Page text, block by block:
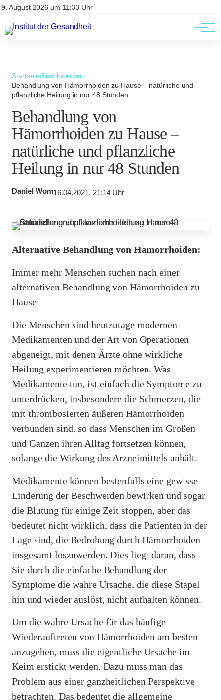
9. August 2026 um 11:33 Uhr
Kontakt
Kontakt
AGBs
StartseiteBeschwerden
Behandlung von Hämorrhoiden zu Hause – natürliche und
pflanzliche Heilung in nur 48 Stunden
Behandlung von
Hämorrhoiden zu Hause –
natürliche und pflanzliche
Heilung in nur 48 Stunden
Daniel Wom16.04.2021, 21:14 Uhr
Alternative Behandlung von Hämorrhoiden:
Immer mehr Menschen suchen nach einer
alternativen Behandlung von Hämorrhoiden zu
Hause
Die Menschen sind heutzutage modernen
Medikamenten und der Art von Operationen
abgeneigt, mit denen Ärzte ohne wirkliche
Heilung experimentieren möchten. Was
Medikamente tun, ist einfach die Symptome zu
unterdrücken, insbesondere die Schmerzen, die
mit thrombosierten äußeren Hämorrhoiden
verbunden sind, so dass Menschen im Großen
und Ganzen ihren Alltag fortsetzen können,
solange die Wirkung des Arzneimittels anhält.
Medikamente können bestenfalls eine gewisse
Linderung der Beschwerden bewirken und sogar
die Blutung für einige Zeit stoppen, aber das
bedeutet nicht wirklich, dass die Patienten in der
Lage sind, die Bedrohung durch Hämorrhoiden
insgesamt loszuwerden. Dies liegt daran, dass
Sie durch die einfache Behandlung der
Symptome die wahre Ursache, die diese Stapel
hin und wieder auslöst, nicht aufhalten können.
Um die wahre Ursache für das häufige
Wiederauftreten von Hämorrhoiden am besten
anzugehen, muss die eigentliche Ursache im
Keim erstickt werden. Dazu muss man das
Problem aus einer ganzheitlichen Perspektive
betrachten. Das bedeutet die allgemeine